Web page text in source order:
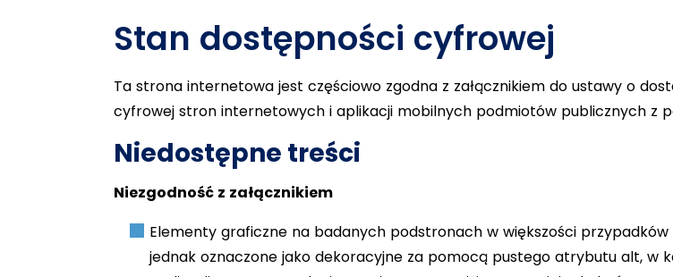
Stan dostępności cyfrowej
Ta strona internetowa jest częściowo zgodna z załącznikiem do ustawy o
cyfrowej stron internetowych i aplikacji mobilnych podmiotów publicznych z
Niedostępne treści
Niezgodność z załącznikiem
Elementy graficzne na badanych podstronach w większości
jednak oznaczone jako dekoracyjne za pomocą pustego atrybutu alt, w